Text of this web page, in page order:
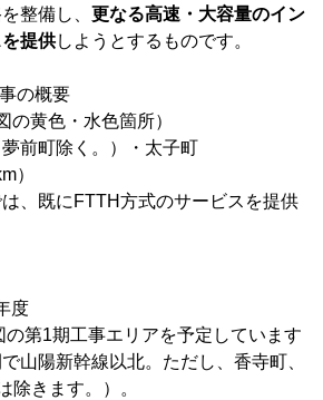
整備し、 更なる高速・大容量のイン
提供しようとするものです。
の概要
の黄色・水色箇所）
前町除く。）・太子町
）
、既にFTTH方式のサービスを提供
度
第1期工事エリアを予定しています
山陽新幹線以北。ただし、香寺町、
除きます。）。